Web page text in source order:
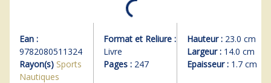
Ean :
9782080511324
Rayon(s) Sports
Nautiques
Format et Reliure :
Livre
Pages :247
Hauteur : 23.0 cm
Largeur : 14.0 cm
Epaisseur : 1.7 cm